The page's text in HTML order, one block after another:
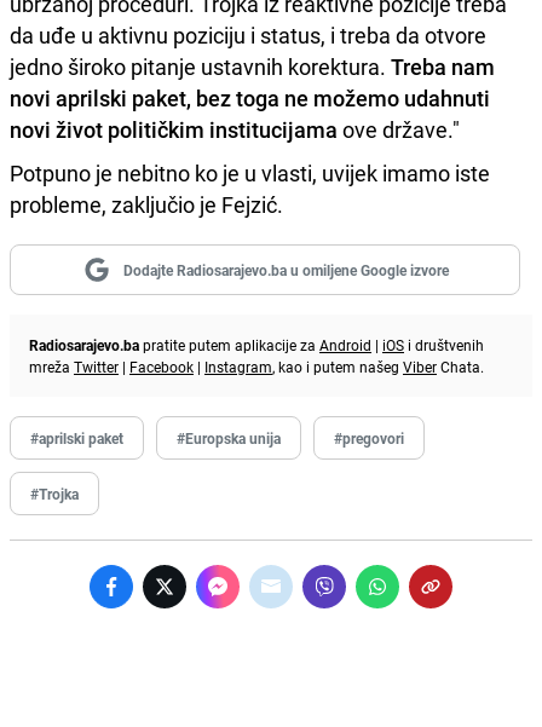
da uđe u aktivnu poziciju i status, i treba da otvore
jedno široko pitanje ustavnih korektura. Treba nam
novi aprilski paket, bez toga ne možemo udahnuti
novi život političkim institucijama ove države."
Potpuno je nebitno ko je u vlasti, uvijek imamo iste
probleme, zaključio je Fejzić.
Dodajte Radiosarajevo.ba u omiljene Google izvore
Radiosarajevo.bapratite putem aplikacije za Android | iOS i društvenih
mreža Twitter | Facebook | Instagram, kao i putem našeg ViberChata.
#aprilski paket #Europska unija #pregovori
#Trojka